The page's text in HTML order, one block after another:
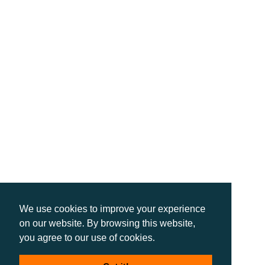
We use cookies to improve your experience
on our website. By browsing this website,
you agree to our use of cookies.